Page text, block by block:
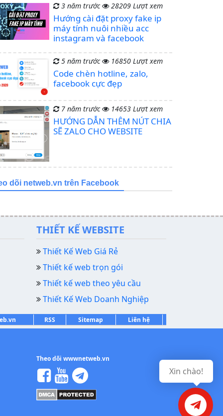
3 năm trước 28209 Lượt xem
Hướng cài đặt proxy fake ip
máy tính nuôi nhiều acc
instagram và facebook
5 năm trước 16850 Lượt xem
Code chèn hotline, zalo,
facebook cực đẹp
7 năm trước 14653 Lượt xem
HƯỚNG DẪN THÊM NÚT CHIA
SẼ ZALO CHO WEBSITE
dõi netweb.vn trên Facebook
THIẾT KẾ WEBSITE
Thiết Kế Web Giá Rẻ
Thiết kế web trọn gói
Thiết kế web theo yêu cầu
Thiết Kế Web Doanh Nghiệp
RSS Sitemap Liên hệ
Theo dõi wwwnetweb.vn
Xin chào!